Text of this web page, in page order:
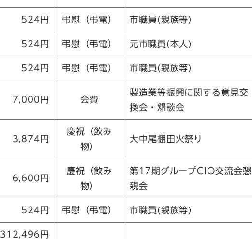
524円 弔慰（弔電） 市職員(親族等)
524円 弔慰（弔電） 元市職員(本人)
524円 弔慰（弔電） 市職員(親族等)
7,000円 会費
製造業等振興に関する意見交
換会・懇談会
3,874円
慶祝（飲み
物）
大中尾棚田火祭り
6,600円
慶祝（飲み
物）
第17期グループCIO交流会懇
親会
524円 弔慰（弔電） 市職員(親族等)
312,496円